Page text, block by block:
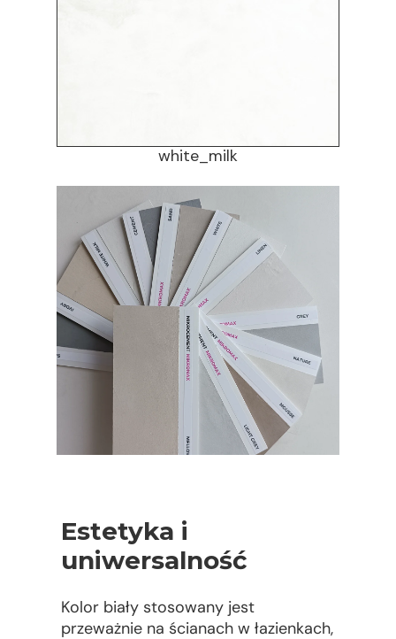
white_milk
Estetyka i
uniwersalność
Kolor biały stosowany jest
przeważnie na ścianach w łazienkach,